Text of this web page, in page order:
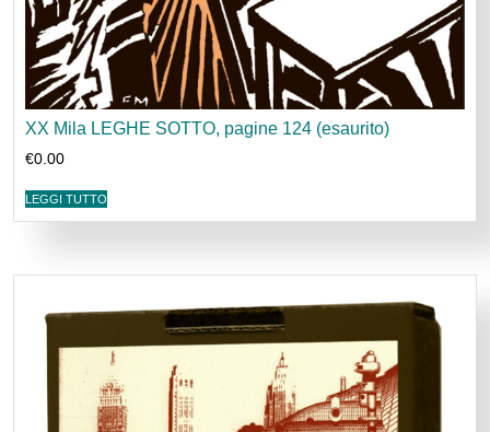
XX Mila LEGHE SOTTO, pagine 124 (esaurito)
€0.00
LEGGI TUTTO